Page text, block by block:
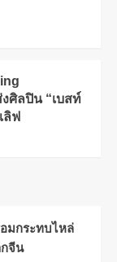
ศิลปิน “เบสท์
ลิฟ
มกระทบไหล่
กจีน